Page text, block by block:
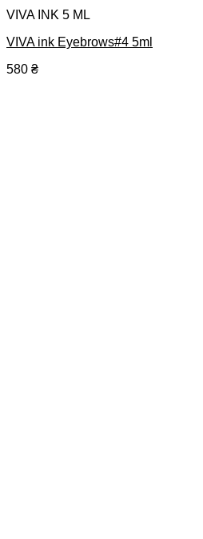
VIVA INK 5 ML
VIVA ink Eyebrows#4 5ml
580 ₴